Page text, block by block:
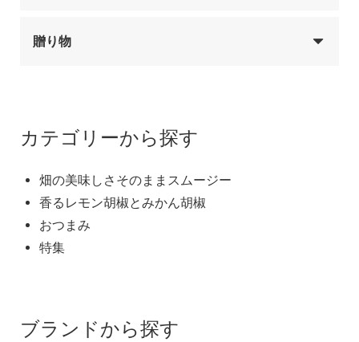
贈り物
カテゴリーから探す
畑の美味しさそのままスムージー
香るレモン胡椒とみかん胡椒
おつまみ
特集
ブランドから探す